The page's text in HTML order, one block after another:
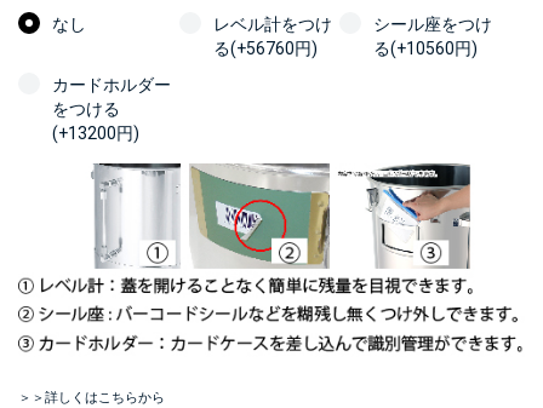
なし
レベル計をつけ
る(+56760円)
シール座をつけ
る(+10560円)
カードホルダー
をつける
(+13200円)
＞＞詳しくはこちらから